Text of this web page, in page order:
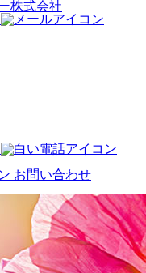
株式会社
お問い合わせ